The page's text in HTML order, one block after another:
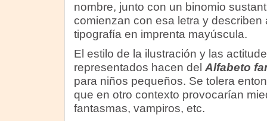
nombre, junto con un binomio
comienzan con esa letra y describen
tipografía en imprenta mayúscula.
El estilo de la ilustración y las
representados hacen del Alfabeto
para niños pequeños. Se tolera
que en otro contexto provocarían
fantasmas, vampiros, etc.